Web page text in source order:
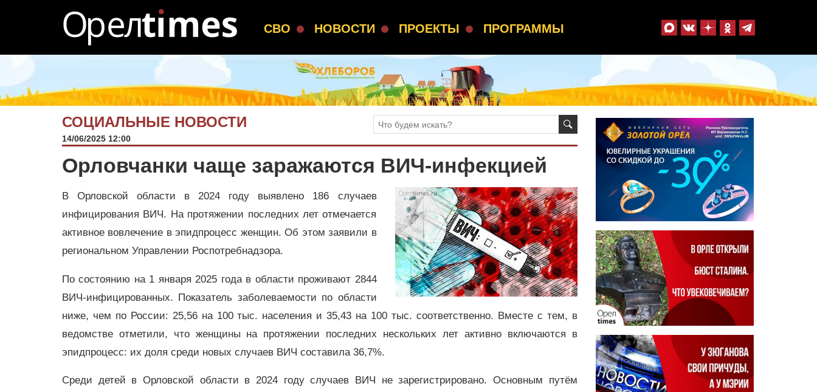
СВО НОВОСТИ ПРОЕКТЫ ПРОГРАММЫ
СОЦИАЛЬНЫЕ НОВОСТИ
14/06/2025 12:00
Орловчанки чаще заражаются ВИЧ-инфекцией
В Орловской области в 2024 году выявлено 186 случаев
инфицирования ВИЧ. На протяжении последних лет отмечается
активное вовлечение в эпидпроцесс женщин. Об этом заявили в
региональном Управлении Роспотребнадзора.
По состоянию на 1 января 2025 года в области проживают 2844
ВИЧ-инфицированных. Показатель заболеваемости по области
ниже, чем по России: 25,56 на 100 тыс. населения и 35,43 на 100 тыс. соответственно. Вместе с тем, в
ведомстве отметили, что женщины на протяжении последних нескольких лет активно включаются в
эпидпроцесс: их доля среди новых случаев ВИЧ составила 36,7%.
Среди детей в Орловской области в 2024 году случаев ВИЧ не зарегистрировано. Основным путём